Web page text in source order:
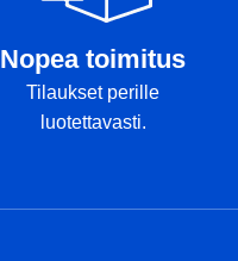
Nopea toimitus
Tilaukset perille
luotettavasti.